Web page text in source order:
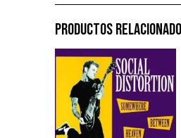
PRODUCTOS